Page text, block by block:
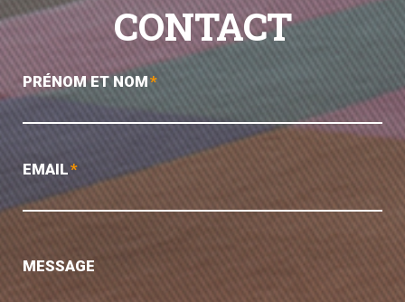
CONTACT
PRÉNOM ET NOM*
EMAIL*
MESSAGE